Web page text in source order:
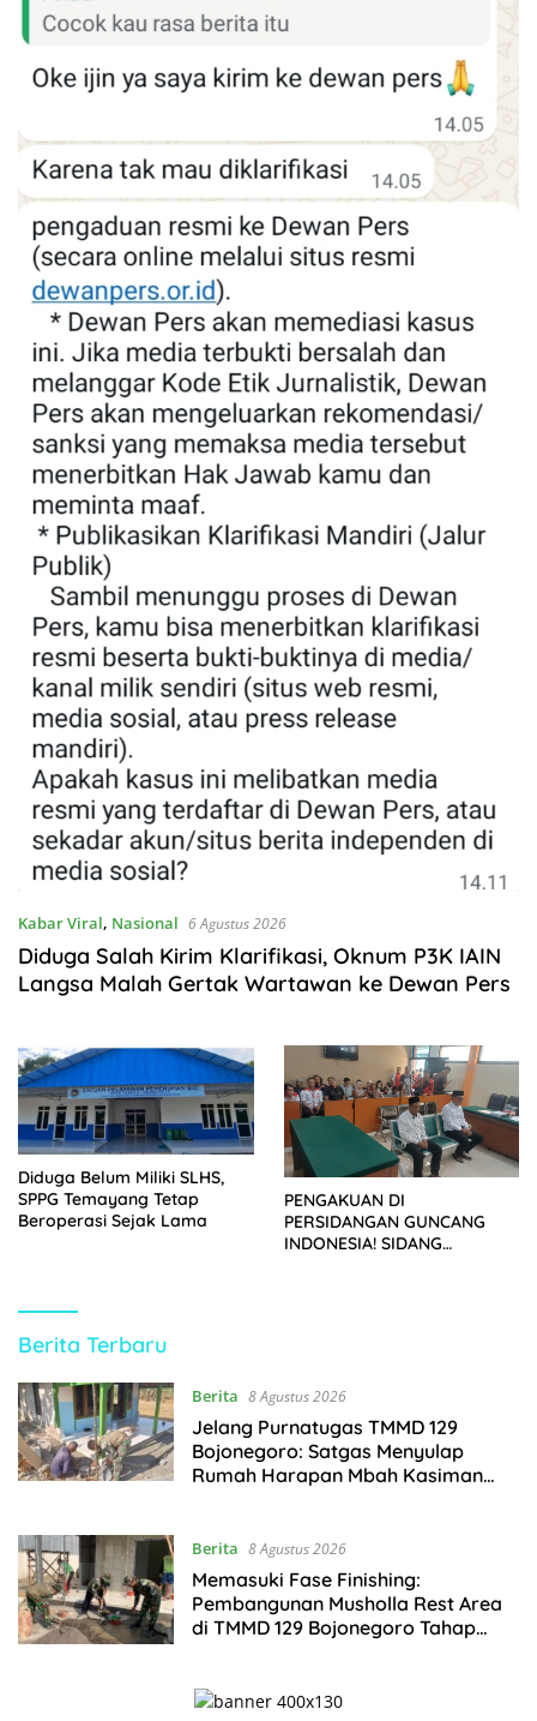
Kabar Viral, Nasional 6 Agustus 2026
Diduga Salah Kirim Klarifikasi, Oknum P3K IAIN
Langsa Malah Gertak Wartawan ke Dewan Pers
Diduga Belum Miliki SLHS,
SPPG Temayang Tetap
Beroperasi Sejak Lama
PENGAKUAN DI
PERSIDANGAN GUNCANG
INDONESIA! SIDANG
https://kupasberita.net
Berita Terbaru
Berita 8 Agustus 2026
Jelang Purnatugas TMMD 129
Bojonegoro: Satgas Menyulap
Rumah Harapan Mbah Kasiman
Berita 8 Agustus 2026
Memasuki Fase Finishing:
Pembangunan Musholla Rest Area
di TMMD 129 Bojonegoro Tahap